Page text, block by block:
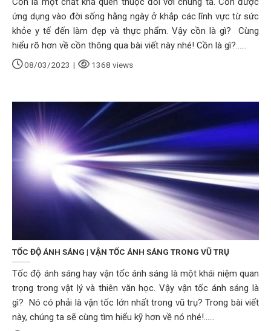
ứng dụng vào đời sống hằng ngày ở khắp các lĩnh vực từ sức
khỏe y tế đến làm đẹp và thực phẩm. Vậy cồn là gì? Cùng
hiểu rõ hơn về cồn thông qua bài viết này nhé! Cồn là gì?......
08/03/2023 | 1368 views
TỐC ĐỘ ÁNH SÁNG | VẬN TỐC ÁNH SÁNG TRONG VŨ TRỤ
Tốc độ ánh sáng hay vận tốc ánh sáng là một khái niệm quan
trọng trong vật lý và thiên văn học. Vậy vận tốc ánh sáng là
gì? Nó có phải là vận tốc lớn nhất trong vũ trụ? Trong bài viết
này, chúng ta sẽ cùng tìm hiểu kỹ hơn về nó nhé!......